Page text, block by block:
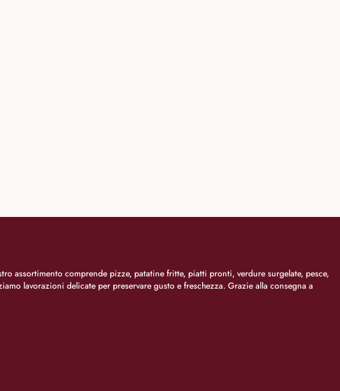
assortimento comprende pizze, patatine fritte, piatti pronti, verdure surgelate, pesce,
lavorazioni delicate per preservare gusto e freschezza. Grazie alla consegna a